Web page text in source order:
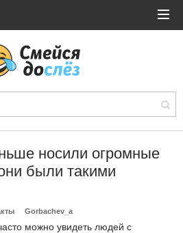
носили огромные
были такими
Gorbachev_a
можно увидеть людей с